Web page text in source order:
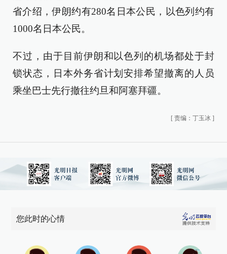
省介绍，伊朗约有280名日本公民，以色列约有
1000名日本公民。
不过，由于目前伊朗和以色列的机场都处于封
锁状态，日本外务省计划安排希望撤离的人员
乘坐巴士先行撤往约旦和阿塞拜疆。
[ 责编：丁玉冰 ]
您此时的心情